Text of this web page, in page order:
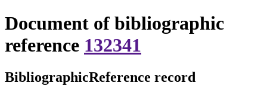
Document of bibliographic
reference 132341
BibliographicReference record